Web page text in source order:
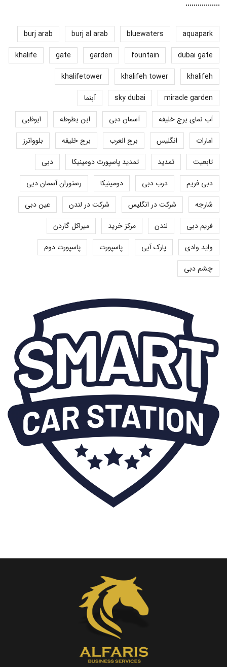
aquapark
bluewaters
burj al arab
burj arab
dubai gate
fountain
garden
gate
khalife
khalifeh
khalifeh tower
khalifetower
miracle garden
sky dubai
آبنما
آب نمای برج خلیفه
آسمان دبی ابن بطوطه
ابوظبی
امارات
انگلیس برج العرب برج خلیفه
بلوواترز
تابعیت
تمدید تمدید پاسپورت دومینیکا
دبی
دبی فریم
درب دبی دومینیکا
رستوران آسمان دبی
شارجه
شرکت در انگلیس شرکت در لندن
عین دبی
فریم دبی
لندن مرکز خرید
میراکل گاردن
واید وادی
پارک آبی پاسپورت
پاسپورت دوم
چشم دبی